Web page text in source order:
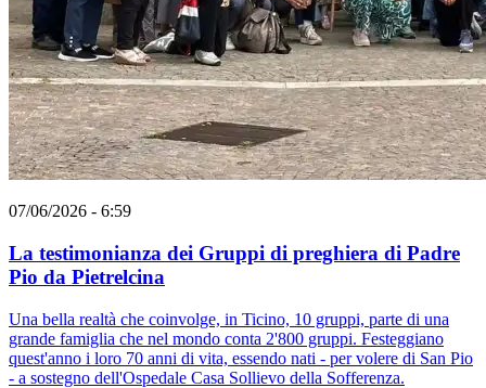
07/06/2026 - 6:59
La testimonianza dei Gruppi di preghiera di Padre
Pio da Pietrelcina
Una bella realtà che coinvolge, in Ticino, 10 gruppi, parte di una
grande famiglia che nel mondo conta 2'800 gruppi. Festeggiano
quest'anno i loro 70 anni di vita, essendo nati - per volere di San Pio
- a sostegno dell'Ospedale Casa Sollievo della Sofferenza.